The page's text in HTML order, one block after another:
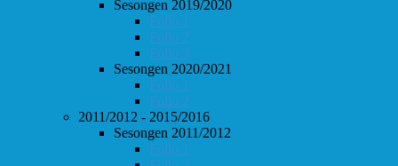
Sesongen 2019/2020
Follo 1
Follo 2
Follo 3
Sesongen 2020/2021
Follo 1
Follo 2
2011/2012 - 2015/2016
Sesongen 2011/2012
Follo 1